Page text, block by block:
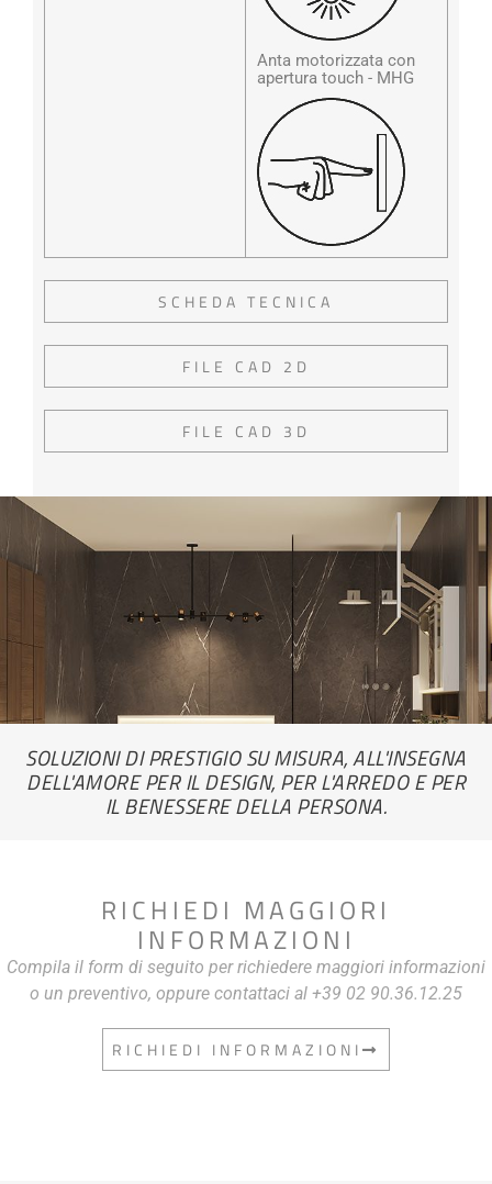
Anta motorizzata con
apertura touch - MHG
SCHEDA TECNICA
FILE CAD 2D
FILE CAD 3D
SOLUZIONI DI PRESTIGIO SU MISURA, ALL'INSEGNA
DELL'AMORE PER IL DESIGN, PER L'ARREDO E PER
IL BENESSERE DELLA PERSONA.
RICHIEDI MAGGIORI
INFORMAZIONI
Compila il form di seguito per richiedere maggiori informazioni
o un preventivo, oppure contattaci al +39 02 90.36.12.25
RICHIEDI INFORMAZIONI